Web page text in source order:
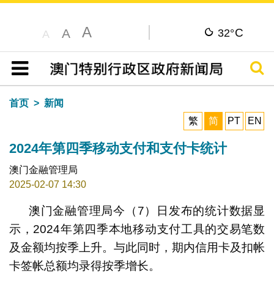
A A A 32°C
目录
搜寻
首页
新闻
繁
简 PT EN
2024年第四季移动支付和支付卡统计
澳门金融管理局
2025-02-07 14:30
澳门金融管理局今（7）日发布的统计数据显
示，2024年第四季本地移动支付工具的交易笔数
及金额均按季上升。与此同时，期内信用卡及扣帐
卡签帐总额均录得按季增长。